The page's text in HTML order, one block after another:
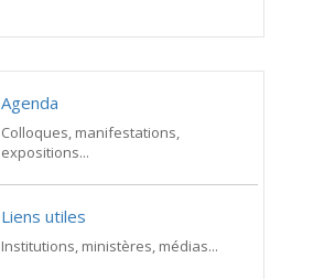
Agenda
Colloques, manifestations,
expositions...
Liens utiles
Institutions, ministères, médias...